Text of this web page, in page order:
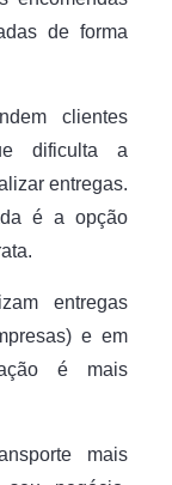
de forma
clientes
dificulta a
entregas.
é a opção
entregas
e em
é mais
mais